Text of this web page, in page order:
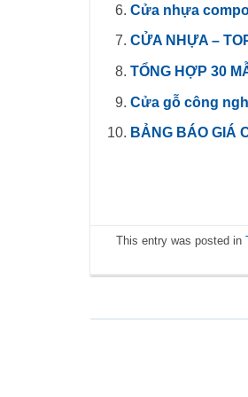
Cửa nhựa
CỬA NHỰA –
TỔNG HỢP 30
Cửa gỗ công
BẢNG BÁO GIÁ
This entry was posted in